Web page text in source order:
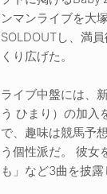
ンマンライブを大
SOLDOUTし、満
くり広げた。
ライブ中盤には、
う ひまり）の加入
で、趣味は競馬予
う個性派だ。 彼女
も」など3曲を披露